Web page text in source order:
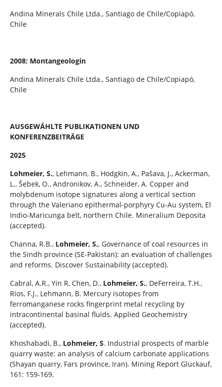
Andina Minerals Chile Ltda., Santiago de Chile/Copiapó,
Chile
2008: Montangeologin
Andina Minerals Chile Ltda., Santiago de Chile/Copiapó,
Chile
AUSGEWÄHLTE PUBLIKATIONEN UND
KONFERENZBEITRÄGE
2025
Lohmeier, S., Lehmann, B., Hodgkin, A., Pašava, J., Ackerman,
L., Šebek, O., Andronikov, A., Schneider, A. Copper and
molybdenum isotope signatures along a vertical section
through the Valeriano epithermal-porphyry Cu-Au system, El
Indio-Maricunga belt, northern Chile. Mineralium Deposita
(accepted).
Channa, R.B., Lohmeier, S., Governance of coal resources in
the Sindh province (SE-Pakistan): an evaluation of challenges
and reforms. Discover Sustainability (accepted).
Cabral, A.R., Yin R, Chen, D., Lohmeier, S., DeFerreira, T.H.,
Rios, F.J., Lehmann, B. Mercury isotopes from
ferromanganese rocks fingerprint metal recycling by
intracontinental basinal fluids. Applied Geochemistry
(accepted).
Khoshabadi, B., Lohmeier, S. Industrial prospects of marble
quarry waste: an analysis of calcium carbonate applications
(Shayan quarry, Fars province, Iran). Mining Report Glückauf,
161: 159-169.